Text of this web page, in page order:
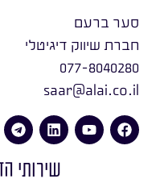
סער ברעם
חברת שיווק דיגיטלי
077-8040280
saar@alai.co.il
שירותי